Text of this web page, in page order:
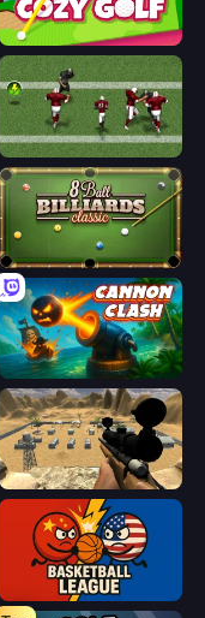
Cozy Golf
Return Man 2
8 Ball Billiards Classic
Cannon Clash
Ghost Sniper
Basketball League